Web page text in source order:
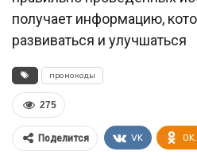
получает информацию,
развиваться и улучшаться
промокоды
275
Поделится VK